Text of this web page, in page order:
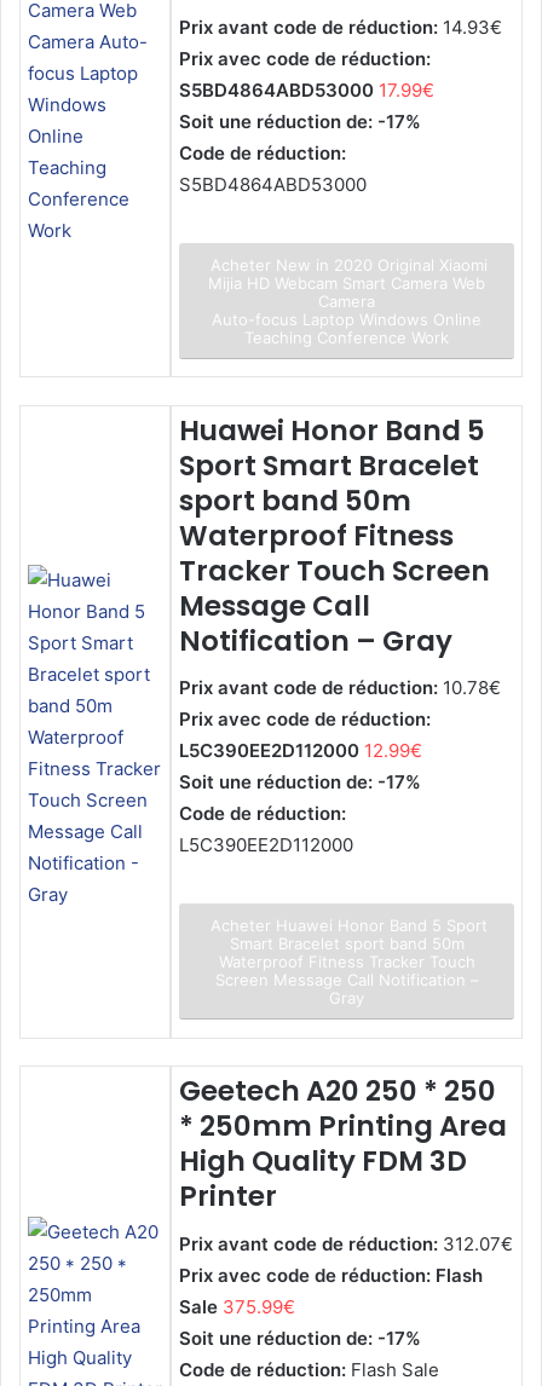
Prix avant code de réduction: 14.93€
Prix avec code de réduction:
S5BD4864ABD53000 17.99€
Soit une réduction de: -17%
Code de réduction:
S5BD4864ABD53000
Acheter New in 2020 Original Xiaomi
Mijia HD Webcam Smart Camera Web
Camera
Auto-focus Laptop Windows Online
Teaching Conference Work
Huawei Honor Band 5
Sport Smart Bracelet
sport band 50m
Waterproof Fitness
Tracker Touch Screen
Message Call
Notification – Gray
Prix avant code de réduction: 10.78€
Prix avec code de réduction:
L5C390EE2D112000 12.99€
Soit une réduction de: -17%
Code de réduction:
L5C390EE2D112000
Acheter Huawei Honor Band 5 Sport
Smart Bracelet sport band 50m
Waterproof Fitness Tracker Touch
Screen Message Call Notification –
Gray
Geetech A20 250 * 250
* 250mm Printing Area
High Quality FDM 3D
Printer
Prix avant code de réduction: 312.07€
Prix avec code de réduction: Flash
Sale 375.99€
Soit une réduction de: -17%
Code de réduction: Flash Sale